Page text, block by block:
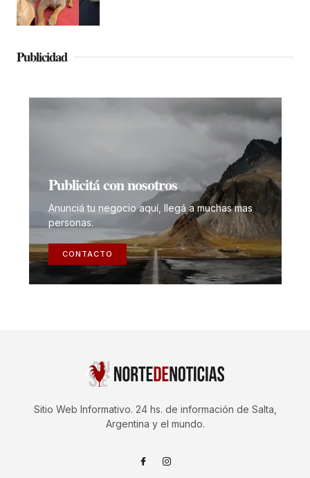
Publicidad
Publicitá con nosotros
Anunciá tu negocio aquí, llegá a muchas mas
personas.
CONTACTO
Sitio Web Informativo. 24 hs. de información de Salta,
Argentina y el mundo.